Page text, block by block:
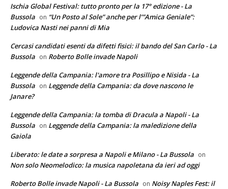
Ischia Global Festival: tutto pronto per la 17° edizione - La
Bussola on “Un Posto al Sole” anche per l’”Amica Geniale”:
Ludovica Nasti nei panni di Mia
Cercasi candidati esenti da difetti fisici: il bando del San Carlo - La
Bussola on Roberto Bolle invade Napoli
Leggende della Campania: l'amore tra Posillipo e Nisida - La
Bussola on Leggende della Campania: da dove nascono le
Janare?
Leggende della Campania: la tomba di Dracula a Napoli - La
Bussola on Leggende della Campania: la maledizione della
Gaiola
Liberato: le date a sorpresa a Napoli e Milano - La Bussola on
Non solo Neomelodico: la musica napoletana da ieri ad oggi
Roberto Bolle invade Napoli - La Bussola on Noisy Naples Fest: il